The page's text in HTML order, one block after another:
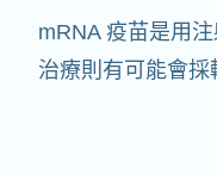
mRNA 疫苗是用
治療則有可能會採